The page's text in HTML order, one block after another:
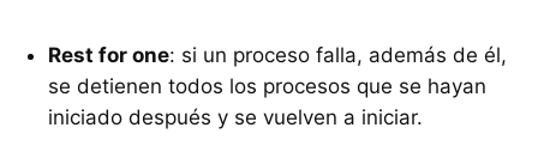
Rest for one: si un proceso falla, además de él,
se detienen todos los procesos que se hayan
iniciado después y se vuelven a iniciar.